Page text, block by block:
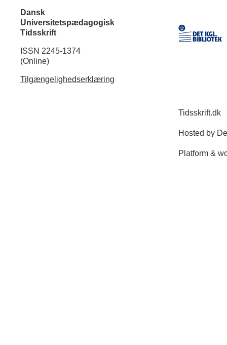
Dansk
Universitetspædagogisk
Tidsskrift
ISSN 2245-1374
(Online)
Tilgængelighedserklæring